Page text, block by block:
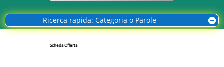
Ricerca rapida: Categoria o Parole
Scheda Offerta